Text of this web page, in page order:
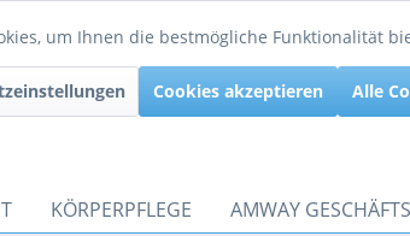
KÖRPERPFLEGE AMWAY
um Ihnen die bestmögliche Funktionalität
Cookies akzeptieren Alle